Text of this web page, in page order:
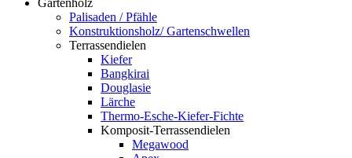
Gartenholz
Palisaden / Pfähle
Konstruktionsholz/ Gartenschwellen
Terrassendielen
Kiefer
Bangkirai
Douglasie
Lärche
Thermo-Esche-Kiefer-Fichte
Komposit-Terrassendielen
Megawood